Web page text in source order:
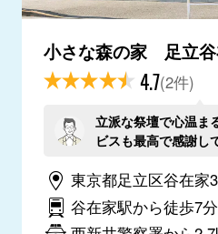
小さな森の家 足立
4.7(2件)
立派な祭壇で心温ま
ビスも最高で感謝し
東京都足立区谷在家
谷在家駅から徒歩7分